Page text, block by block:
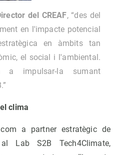
del CREAF, “des del
en l'impacte potencial
en àmbits tan
el social i l'ambiental.
a impulsar-la sumant
clima
a partner estratègic de
Lab S2B Tech4Climate,